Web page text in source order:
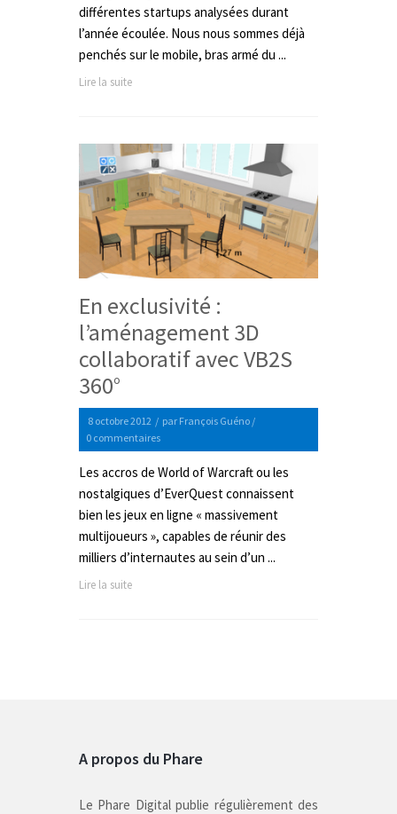
différentes startups analysées durant
l’année écoulée. Nous nous sommes déjà
penchés sur le mobile, bras armé du ...
Lire la suite
En exclusivité :
l’aménagement 3D
collaboratif avec VB2S
360°
8 octobre 2012 / par François Guéno /
0 commentaires
Les accros de World of Warcraft ou les
nostalgiques d’EverQuest connaissent
bien les jeux en ligne « massivement
multijoueurs », capables de réunir des
milliers d’internautes au sein d’un ...
Lire la suite
A propos du Phare
Le Phare Digital publie régulièrement des